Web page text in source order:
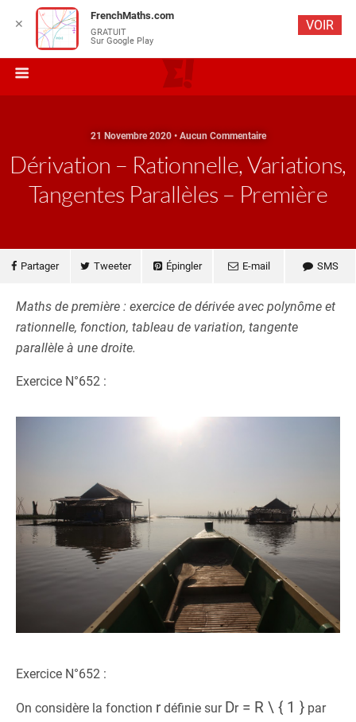
21 Novembre 2020 • Aucun Commentaire
Dérivation – Rationnelle, Variations,
Tangentes Parallèles – Première
Partager Tweeter Épingler E-mail SMS
Maths de première : exercice de dérivée avec polynôme et
rationnelle, fonction, tableau de variation, tangente
parallèle à une droite.
Exercice N°652 :
Exercice N°652 :
On considère la fonction rdéfinie sur Dr= R \ { 1 } par
✕
FrenchMaths.com
GRATUIT
Sur Google Play
VOIR